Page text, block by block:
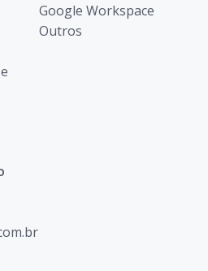
Google Workspace
Outros